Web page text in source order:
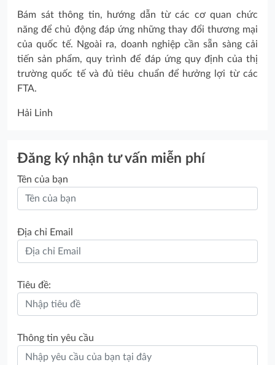
Bám sát thông tin, hướng dẫn từ các cơ quan chức
năng để chủ động đáp ứng những thay đổi thương mại
của quốc tế. Ngoài ra, doanh nghiệp cần sẵn sàng cải
tiến sản phẩm, quy trình để đáp ứng quy định của thị
trường quốc tế và đủ tiêu chuẩn để hưởng lợi từ các
FTA.
Hải Linh
Đăng ký nhận tư vấn miễn phí
Tên của bạn
Địa chỉ Email
Tiêu đề:
Thông tin yêu cầu